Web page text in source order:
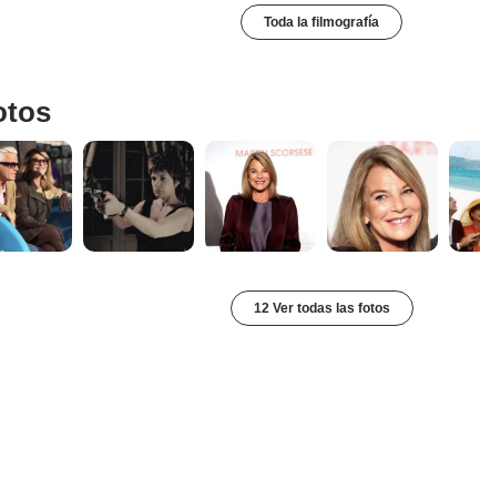
Toda la filmografía
12 Ver todas las fotos